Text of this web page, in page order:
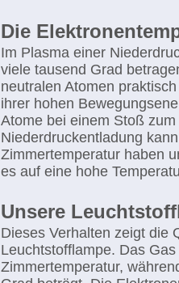
Die
Im Plasma einer
viele tausend Grad
neutralen Atomen
ihrer hohen
Atome bei einem Stoß
Niederdruckentladung
Zimmertemperatur haben
es auf eine hohe
Unsere
Dieses Verhalten zeigt die
Leuchtstofflampe. Das
Zimmertemperatur,